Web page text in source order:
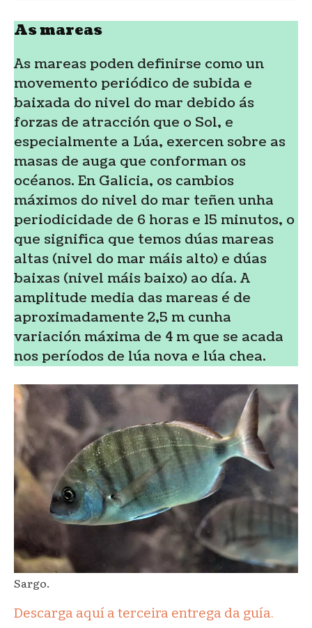
As mareas
As mareas poden definirse como un
movemento periódico de subida e
baixada do nivel do mar debido ás
forzas de atracción que o Sol, e
especialmente a Lúa, exercen sobre as
masas de auga que conforman os
océanos. En Galicia, os cambios
máximos do nivel do mar teñen unha
periodicidade de 6 horas e 15 minutos, o
que significa que temos dúas mareas
altas (nivel do mar máis alto) e dúas
baixas (nivel máis baixo) ao día. A
amplitude media das mareas é de
aproximadamente 2,5 m cunha
variación máxima de 4 m que se acada
nos períodos de lúa nova e lúa chea.
Sargo.
Descarga aquí a terceira entrega da guía.